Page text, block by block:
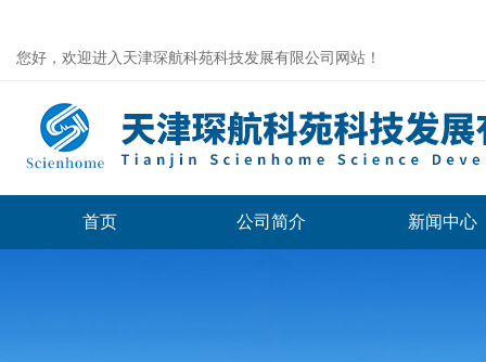
您好，欢迎进入天津琛航科苑科技发展有限公司网站！
首页 公司简介 新闻中心